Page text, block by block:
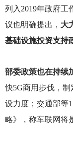
列入2019年政府工
议也明确提出， 大
基础设施投资支持
部委政策也在持续
快5G商用步伐，
设力度；交通部等
略》，称车联网将